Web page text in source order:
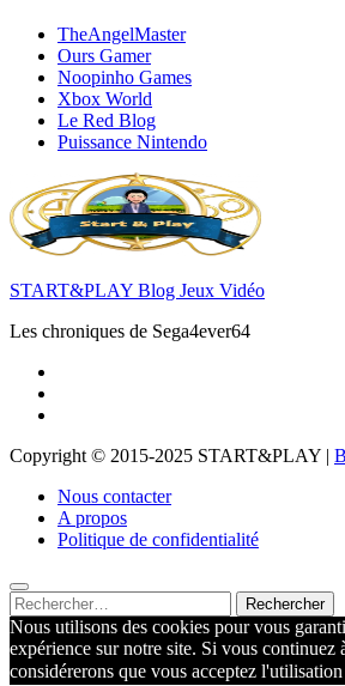
TheAngelMaster
Ours Gamer
Noopinho Games
Xbox World
Le Red Blog
Puissance Nintendo
START&PLAY Blog Jeux Vidéo
Les chroniques de Sega4ever64
Copyright © 2015-2025 START&PLAY |
Nous contacter
A propos
Politique de confidentialité
Rechercher :
Nous utilisons des cookies pour vous
expérience sur notre site. Si vous continuez
considérerons que vous acceptez